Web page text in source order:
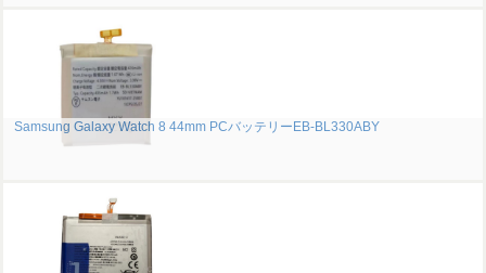
Samsung Galaxy Watch 8 44mm PCバッテリーEB-BL330ABY